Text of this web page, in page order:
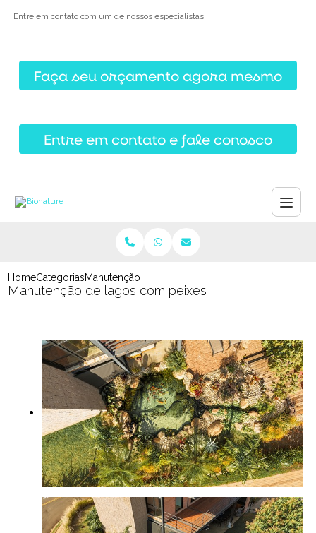
Entre em contato com um de nossos especialistas!
Faça seu orçamento agora mesmo
Entre em contato e fale conosco
HomeCategoriasManutenção de lagos com peixes
Manutenção de lagos com peixes